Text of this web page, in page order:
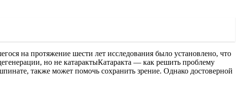
на протяжение шести лет исследования было установлено, что
но не катарактыКатаракта — как решить проблему
также может помочь сохранить зрение. Однако достоверной